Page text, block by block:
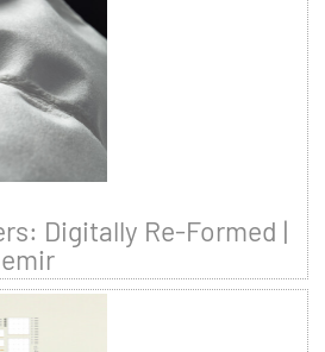
Digitally Re-Formed |